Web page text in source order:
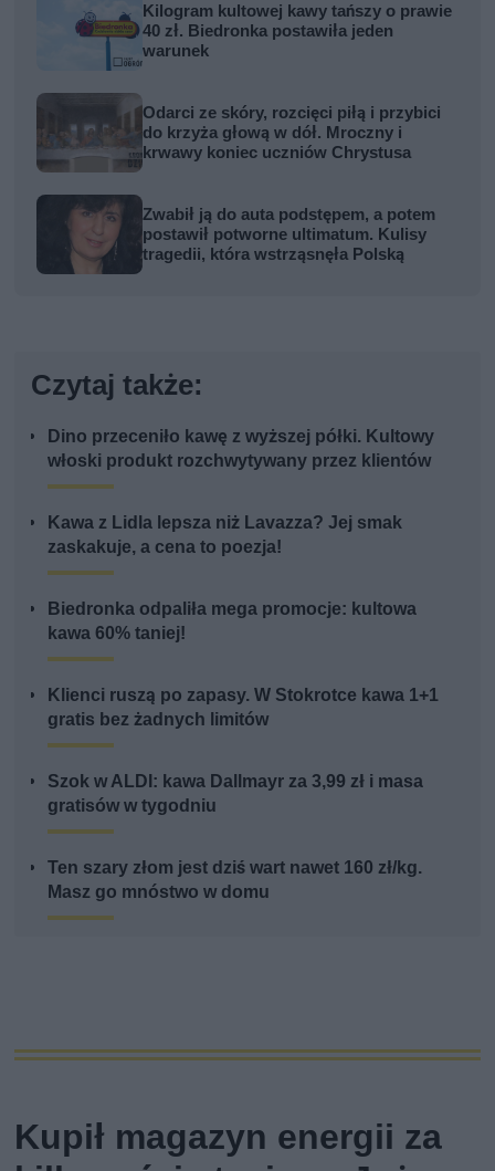
Kilogram kultowej kawy tańszy o prawie
40 zł. Biedronka postawiła jeden
warunek
Odarci ze skóry, rozcięci piłą i przybici
do krzyża głową w dół. Mroczny i
krwawy koniec uczniów Chrystusa
Zwabił ją do auta podstępem, a potem
postawił potworne ultimatum. Kulisy
tragedii, która wstrząsnęła Polską
Czytaj także:
Dino przeceniło kawę z wyższej półki. Kultowy
włoski produkt rozchwytywany przez klientów
Kawa z Lidla lepsza niż Lavazza? Jej smak
zaskakuje, a cena to poezja!
Biedronka odpaliła mega promocje: kultowa
kawa 60% taniej!
Klienci ruszą po zapasy. W Stokrotce kawa 1+1
gratis bez żadnych limitów
Szok w ALDI: kawa Dallmayr za 3,99 zł i masa
gratisów w tygodniu
Ten szary złom jest dziś wart nawet 160 zł/kg.
Masz go mnóstwo w domu
Kupił magazyn energii za